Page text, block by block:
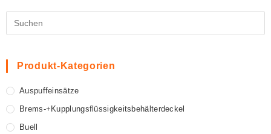
Produkt-Kategorien
Auspuffeinsätze
Brems-+Kupplungsflüssigkeitsbehälterdeckel
Buell